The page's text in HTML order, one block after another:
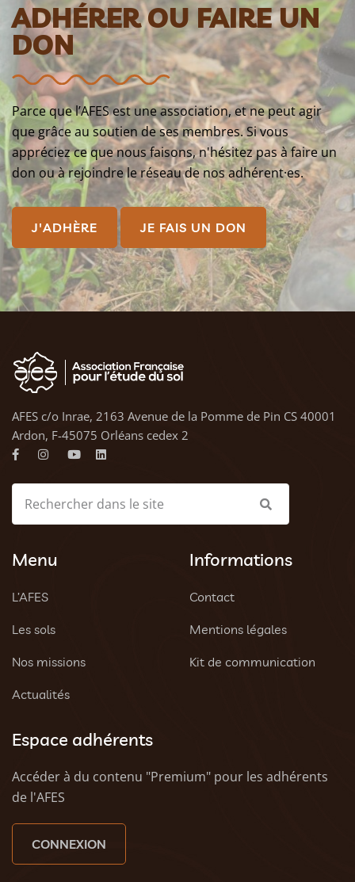
ADHÉRER OU FAIRE UN
DON
Parce que l’AFES est une association, et ne peut agir
que grâce au soutien de ses membres. Si vous
appréciez ce que nous faisons, n'hésitez pas à faire un
don ou à rejoindre le réseau de nos adhérent·es.
J'ADHÈRE JE FAIS UN DON
AFES c/o Inrae, 2163 Avenue de la Pomme de Pin CS 40001
Ardon, F-45075 Orléans cedex 2
Menu
L’AFES
Les sols
Nos missions
Actualités
Informations
Contact
Mentions légales
Kit de communication
Espace adhérents
Accéder à du contenu "Premium" pour les adhérents
de l'AFES
CONNEXION